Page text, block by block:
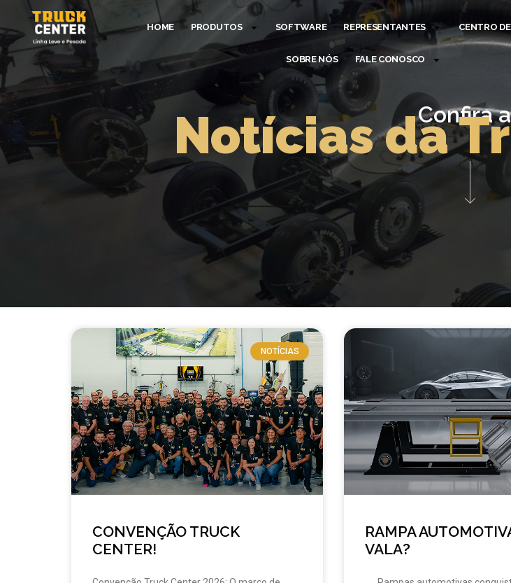
HOME PRODUTOS SOFTWARE REPRESENTANTES CENTRO
SOBRE NÓS FALE CONOSCO
Confira
Notícias da
NOTÍCIAS
CONVENÇÃO TRUCK
CENTER!
RAMPA
VALA?